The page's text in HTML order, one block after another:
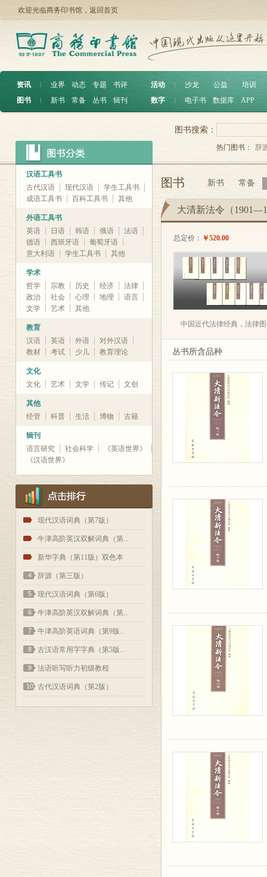
欢迎光临商务印书馆， 返回首页
资讯 ︱ 业界 动态 专题
书评
图书
︱ 新书 常备 丛书 辑刊
活动 沙龙 公益
培训
数字
电子书 数据库 APP
汉语工具书
古代汉语
现代汉语
学生工具书
成语工具书
百科工具书 其他
外语工具书
英语
日语 韩语 俄语
法语
德语
西班牙语
葡萄牙语
意大利语
学生工具书 其他
学术
哲学
宗教 历史 经济
法律
政治
社会 心理 地理
语言
文学
艺术 其他
教育
汉语
英语 外语
对外汉语
教材
考试 少儿 教育理论
文化
文化
艺术 文学 传记 文创
其他
经管
科普 生活 博物 古籍
辑刊
语言研究
社会科学
《英语世界》
《汉语世界》
1 现代汉语词典（第7版）
2 牛津高阶英汉双解词典（第...
3 新华字典（第11版）双色本
4 辞源（第三版）
5 现代汉语词典（第6版）
6 牛津高阶英汉双解词典（第...
7 牛津高阶英语词典（第9版...
8 古汉语常用字字典（第5版...
9 法语听写听力初级教程
10 古代汉语词典（第2版）
图书搜索：
热门图书： 辞
图书 新书 常备
大清新法令（
总定价： ￥520.00
中国近代法律经典，法律
丛书所含品种